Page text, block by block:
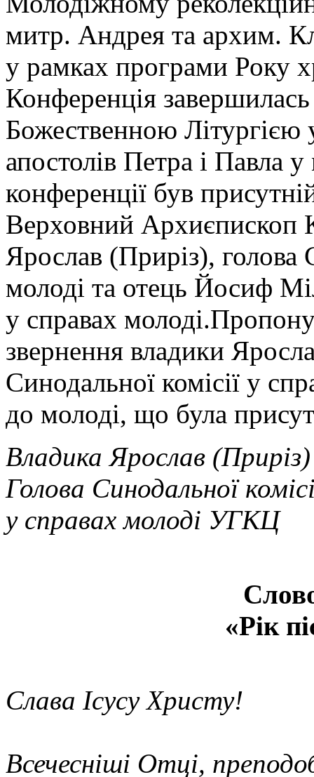
митр. Андрея та архим.
у рамках програми Року
Конференція
Божественною
апостолів Петра і Павла
конференції був
Верховний Архиєпископ
Ярослав (Приріз), голова
молоді та отець Йосиф
у справах
звернення владики
Синодальної комісії у
до молоді, що була
Владика Ярослав (Приріз)
Голова Синодальної
у справах молоді УГКЦ
«Рік
Слава Ісусу Христу!
Всечесніші Отці,